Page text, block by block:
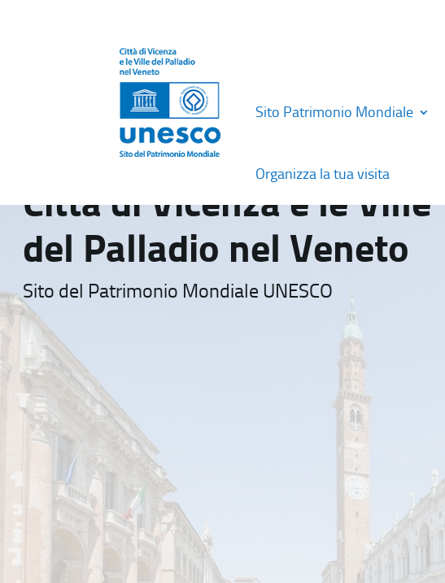
Sito Patrimonio Mondiale
Organizza la tua visita
Città di Vicenza e le Ville
del Palladio nel Veneto
Sito del Patrimonio Mondiale UNESCO